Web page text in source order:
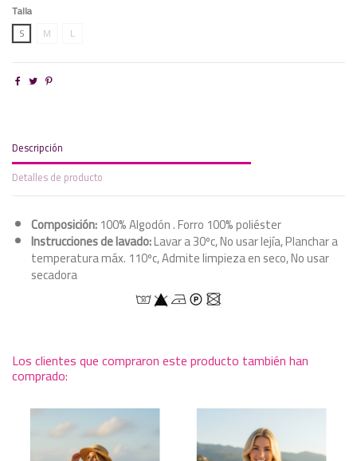
Talla
S
M L
Descripción
Detalles de producto
Composición:100% Algodón . Forro 100% poliéster
Instrucciones de lavado:Lavar a 30ºc, No usar lejía, Planchar a
temperatura máx. 110ºc, Admite limpieza en seco, No usar
secadora
Los clientes que compraron este producto también han
comprado: